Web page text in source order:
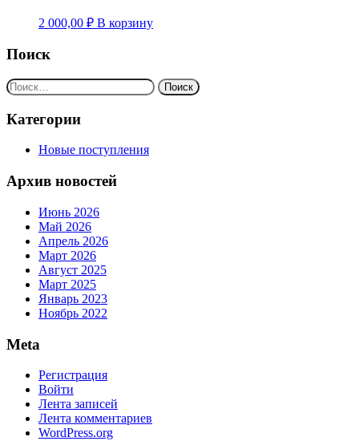
2 000,00 ₽ В корзину
Поиск
Найти:
Категории
Новые поступления
Архив новостей
Июнь 2026
Май 2026
Апрель 2026
Март 2026
Август 2025
Март 2025
Январь 2023
Ноябрь 2022
Meta
Регистрация
Войти
Лента записей
Лента комментариев
WordPress.org